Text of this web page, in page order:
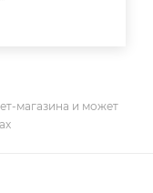
магазина и может